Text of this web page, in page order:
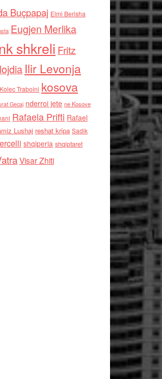
Buçpapaj Elmi Berisha
Eugjen Merlika
shkreli Fritz
Ilir Levonja
Kolec Traboini kosova
Gecaj nderroi jete ne Kosove
Rafaela Prifti Rafael
Lushaj reshat kripa Sadik
shqiperia shqiptaret
Visar Zhiti